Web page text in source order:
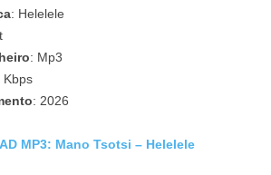
: Helelele
: Mp3
Kbps
: 2026
MP3: Mano Tsotsi – Helelele